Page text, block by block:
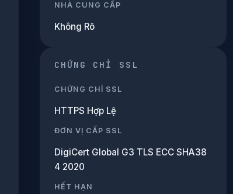
NHÀ CUNG CẤP
Không Rõ
CHỨNG CHỈ SSL
CHỨNG CHỈ SSL
HTTPS Hợp Lệ
ĐƠN VỊ CẤP SSL
DigiCert Global G3 TLS ECC SHA38
4 2020
HẾT HẠN